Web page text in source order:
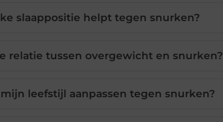
slaappositie helpt tegen snurken?
relatie tussen overgewicht en snurken?
leefstijl aanpassen tegen snurken?